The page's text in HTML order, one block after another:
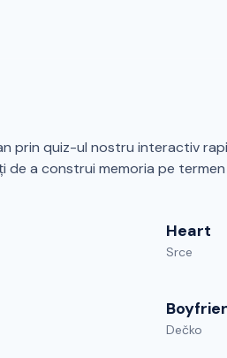
prin quiz-ul nostru interactiv
a construi memoria pe termen
Heart
Srce
Dečko